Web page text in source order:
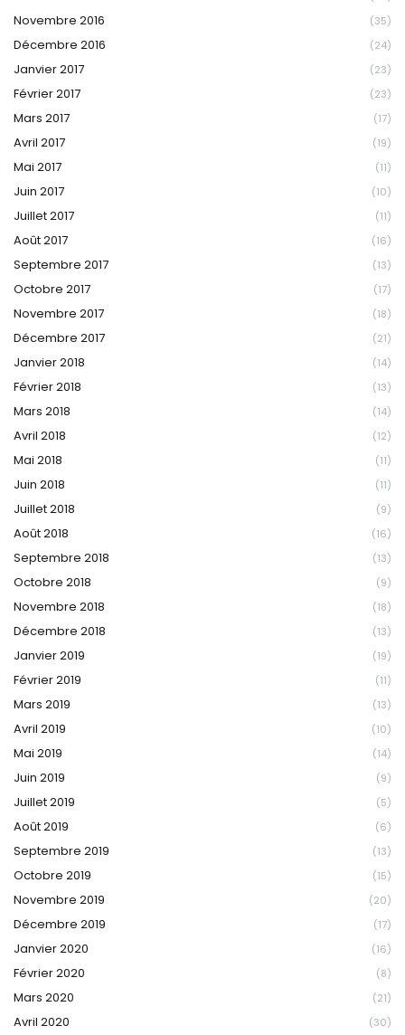
Novembre 2016 (35)
Décembre 2016 (24)
Janvier 2017 (23)
Février 2017 (23)
Mars 2017 (17)
Avril 2017 (19)
Mai 2017 (11)
Juin 2017 (10)
Juillet 2017 (11)
Août 2017 (16)
Septembre 2017 (13)
Octobre 2017 (17)
Novembre 2017 (18)
Décembre 2017 (21)
Janvier 2018 (14)
Février 2018 (13)
Mars 2018 (14)
Avril 2018 (12)
Mai 2018 (11)
Juin 2018 (11)
Juillet 2018 (9)
Août 2018 (16)
Septembre 2018 (13)
Octobre 2018 (9)
Novembre 2018 (18)
Décembre 2018 (13)
Janvier 2019 (19)
Février 2019 (11)
Mars 2019 (13)
Avril 2019 (10)
Mai 2019 (14)
Juin 2019 (9)
Juillet 2019 (5)
Août 2019 (6)
Septembre 2019 (13)
Octobre 2019 (15)
Novembre 2019 (20)
Décembre 2019 (17)
Janvier 2020 (16)
Février 2020 (8)
Mars 2020 (21)
Avril 2020 (30)